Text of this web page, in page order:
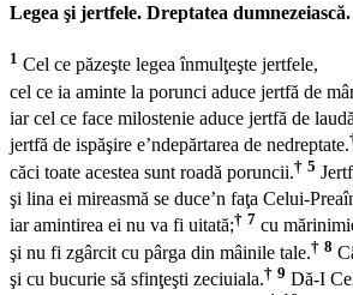
Legea şi jertfele. Dreptatea dumnezeiască.
1 Cel ce păzeşte legea înmulţeşte jertfele,
cel ce ia aminte la porunci aduce jertfă de
iar cel ce face milostenie aduce jertfă de
jertfă de ispăşire e’ndepărtarea de nedreptate.
căci toate acestea sunt roadă poruncii.† 5
şi lina ei mireasmă se duce’n faţa Celui-
iar amintirea ei nu va fi uitată;† 7 cu
şi nu fi zgârcit cu pârga din mâinile tale.† 8
şi cu bucurie să sfinţeşti zeciuiala.† 9 Dă-I